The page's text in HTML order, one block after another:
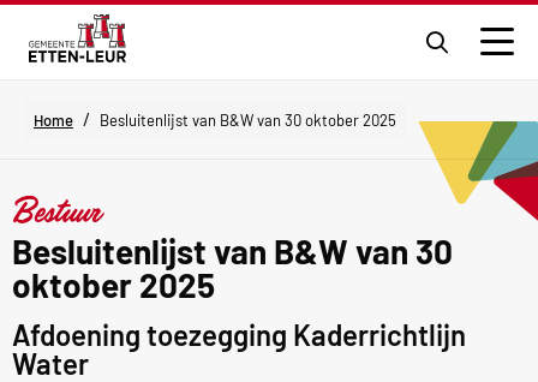
naar
Home / Besluitenlijst van B&W van 30 oktober 2025
Bestuur
Besluitenlijst van B&W van 30
oktober 2025
Afdoening toezegging Kaderrichtlijn
Water